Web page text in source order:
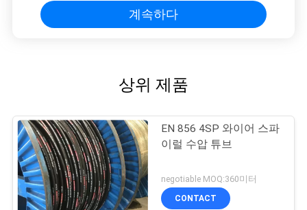
계속하다
상위 제품
EN 856 4SP 와이어 스파
이럴 수압 튜브
negotiable MOQ:360미터
CONTACT